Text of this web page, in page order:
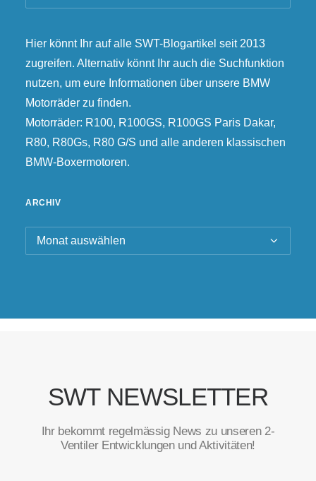
Hier könnt Ihr auf alle SWT-Blogartikel seit 2013
zugreifen. Alternativ könnt Ihr auch die Suchfunktion
nutzen, um eure Informationen über unsere BMW
Motorräder zu finden.
Motorräder: R100, R100GS, R100GS Paris Dakar,
R80, R80Gs, R80 G/S und alle anderen klassischen
BMW-Boxermotoren.
ARCHIV
Archiv
SWT NEWSLETTER
Ihr bekommt regelmässig News zu unseren 2-
Ventiler Entwicklungen und Aktivitäten!